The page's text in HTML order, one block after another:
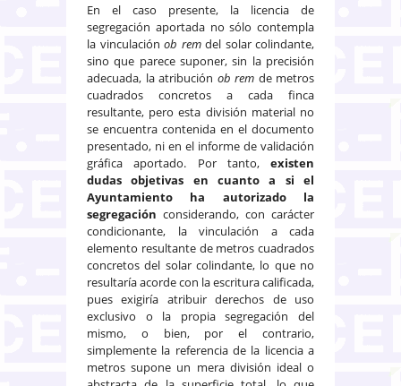
En el caso presente, la licencia de
segregación aportada no sólo contempla
la vinculación ob remdel solar colindante,
sino que parece suponer, sin la precisión
adecuada, la atribución ob rem de metros
cuadrados concretos a cada finca
resultante, pero esta división material no
se encuentra contenida en el documento
presentado, ni en el informe de validación
gráfica aportado. Por tanto, existen
dudas objetivas en cuanto a si el
Ayuntamiento ha autorizado la
segregación considerando, con carácter
condicionante, la vinculación a cada
elemento resultante de metros cuadrados
concretos del solar colindante, lo que no
resultaría acorde con la escritura calificada,
pues exigiría atribuir derechos de uso
exclusivo o la propia segregación del
mismo, o bien, por el contrario,
simplemente la referencia de la licencia a
metros supone un mera división ideal o